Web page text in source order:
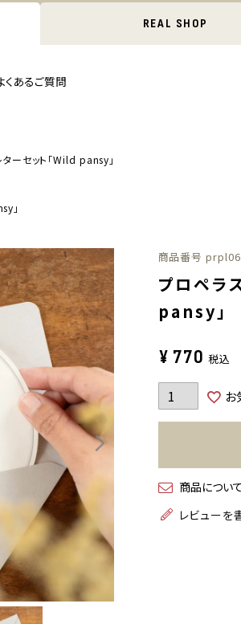
REAL SHOP
くあるご質問
ーセット「Wild pansy」
」
商品番号
プロペラ
pansy」
¥ 770 税込
お
商品につい
レビューを